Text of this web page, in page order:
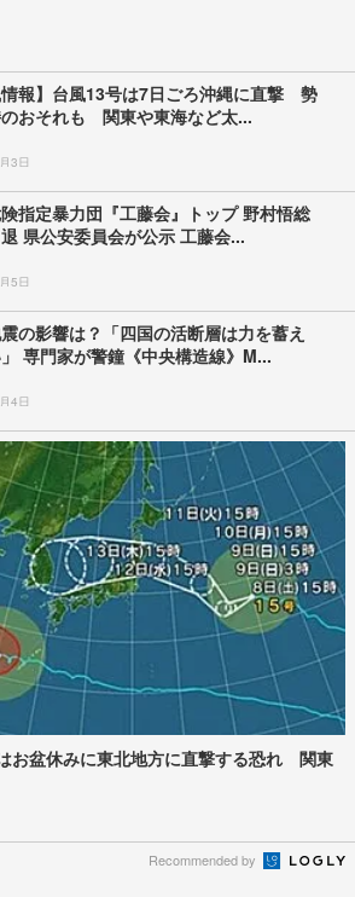
情報】台風13号は7日ごろ沖縄に直撃 勢
おそれも 関東や東海など太...
3日
指定暴力団『工藤会』トップ 野村悟総
県公安委員会が公示 工藤会...
5日
の影響は？「四国の活断層は力を蓄え
専門家が警鐘《中央構造線》M...
4日
お盆休みに東北地方に直撃する恐れ 関東
Recommended by